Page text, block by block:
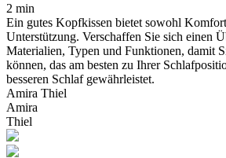
2 min
Ein gutes Kopfkissen bietet sowohl
Unterstützung. Verschaffen Sie sich einen
Materialien, Typen und Funktionen, damit
können, das am besten zu Ihrer
besseren Schlaf gewährleistet.
Amira Thiel
Amira
Thiel